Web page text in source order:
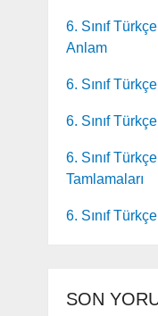
6. Sınıf
Anlam
6. Sınıf
6. Sınıf
6. Sınıf
Tamlamaları
6. Sınıf
SON